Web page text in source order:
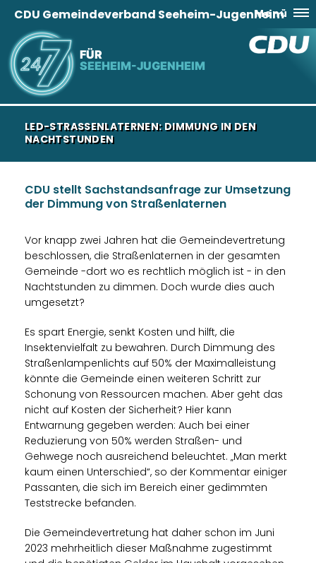
FÜR
SEEHEIM-JUGENHEIM
CDU Gemeindeverband Seeheim-Jugenheim
Menü
LED-STRASSENLATERNEN: DIMMUNG IN DEN N
ACHTSTUNDEN
CDU stellt Sachstandsanfrage zur Umsetzung
der Dimmung von Straßenlaternen
Vor knapp zwei Jahren hat die Gemeindevertretung
beschlossen, die Straßenlaternen in der gesamten
Gemeinde -dort wo es rechtlich möglich ist - in den
Nachtstunden zu dimmen. Doch wurde dies auch
umgesetzt?
Es spart Energie, senkt Kosten und hilft, die
Insektenvielfalt zu bewahren. Durch Dimmung des
Straßenlampenlichts auf 50% der Maximalleistung
könnte die Gemeinde einen weiteren Schritt zur
Schonung von Ressourcen machen. Aber geht das
nicht auf Kosten der Sicherheit? Hier kann
Entwarnung gegeben werden: Auch bei einer
Reduzierung von 50% werden Straßen- und
Gehwege noch ausreichend beleuchtet. „Man merkt
kaum einen Unterschied“, so der Kommentar einiger
Passanten, die sich im Bereich einer gedimmten
Teststrecke befanden.
Die Gemeindevertretung hat daher schon im Juni
2023 mehrheitlich dieser Maßnahme zugestimmt